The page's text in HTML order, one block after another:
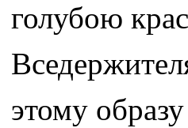
голубою
этому